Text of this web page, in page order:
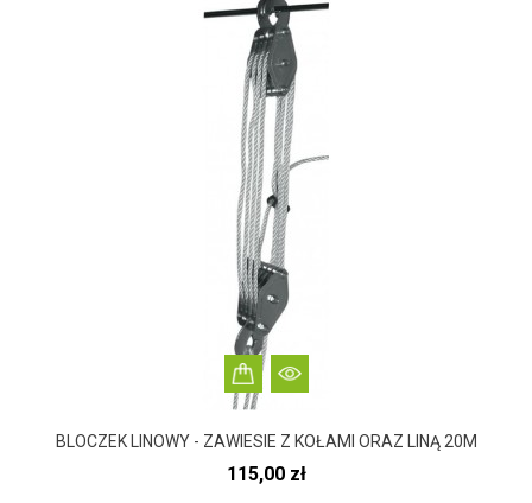
BLOCZEK LINOWY - ZAWIESIE Z KOŁAMI ORAZ LINĄ 20M
Cena
115,00 zł